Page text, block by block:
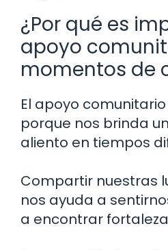
¿Por qué es
apoyo
momentos de
El apoyo
porque nos brinda
aliento en tiempos
Compartir nuestras
nos ayuda a
a encontrar